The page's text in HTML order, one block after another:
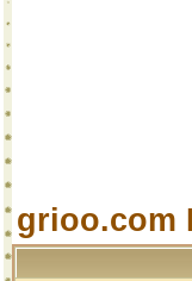
grioo.com